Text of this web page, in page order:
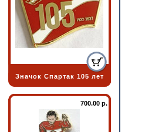
Значок Спартак 105 лет
700.00 р.